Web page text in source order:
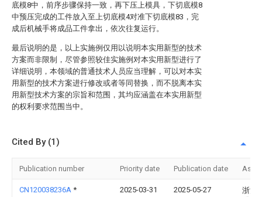
底模8中，前序步骤保持一致，再下压上模具，下切底模8
中预压完成的工件放入至上切底模4对准下切底模83，完
成后机械手将成品工件拿出，依次往复运行。
最后说明的是，以上实施例仅用以说明本实用新型的技术
方案而非限制，尽管参照较佳实施例对本实用新型进行了
详细说明，本领域的普通技术人员应当理解，可以对本实
用新型的技术方案进行修改或者等同替换，而不脱离本实
用新型技术方案的宗旨和范围，其均应涵盖在本实用新型
的权利要求范围当中。
Cited By (1)
Publication number Priority date Publication date
CN120038236A * 2025-03-31 2025-05-27
浙江